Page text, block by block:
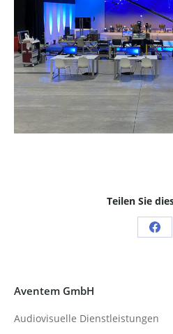
Teilen Sie
Aventem GmbH
Audiovisuelle Dienstleistungen